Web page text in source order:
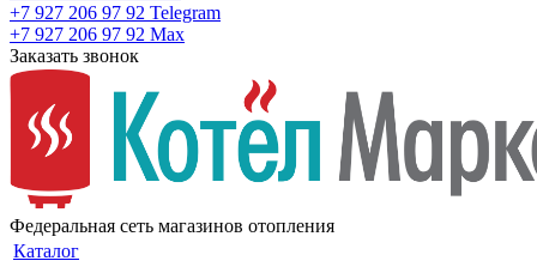
+7 927 206 97 92 Telegram
+7 927 206 97 92 Max
Заказать звонок
Федеральная сеть магазинов отопления
Каталог